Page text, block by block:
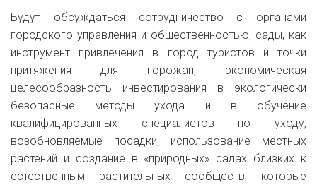
Будут обсуждаться сотрудничество с органами
городского управления и общественностью, сады, как
инструмент привлечения в город туристов и точки
притяжения для горожан; экономическая
целесообразность инвестирования в экологически
безопасные методы ухода и в обучение
квалифицированных специалистов по уходу;
возобновляемые посадки, использование местных
растений и создание в «природных» садах близких к
естественным растительных сообществ, которые